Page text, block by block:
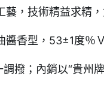
，技術精益求精
香型，53±1度％
撥；內銷以“貴州